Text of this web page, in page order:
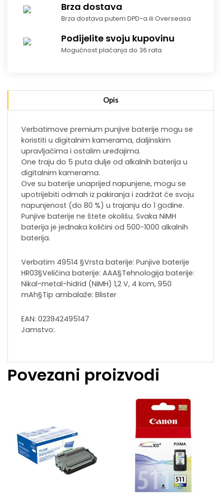
Brza dostava
Brza dostava putem DPD-a ili Overseasa
Podijelite svoju kupovinu
Mogućnost plaćanja do 36 rata
Opis
Verbatimove premium punjive baterije mogu se
koristiti u digitalnim kamerama, daljinskim
upravljačima i ostalim uređajima.
One traju do 5 puta dulje od alkalnih baterija u
digitalnim kamerama.
Ove su baterije unaprijed napunjene, mogu se
upotrijebiti odmah iz pakiranja i zadržat će svoju
napunjenost (do 80 %) u trajanju do 1 godine.
Punjive baterije ne štete okolišu. Svaka NiMH
baterija je jednaka količini od 500-1000 alkalnih
baterija.
Verbatim 49514 §Vrsta baterije: Punjive baterije
HR03§Veličina baterije: AAA§Tehnologija baterije:
Nikal-metal-hidrid (NiMH) 1,2 V, 4 kom, 950
mAh§Tip ambalaže: Blister
EAN: 023942495147
Jamstvo:
Povezani proizvodi